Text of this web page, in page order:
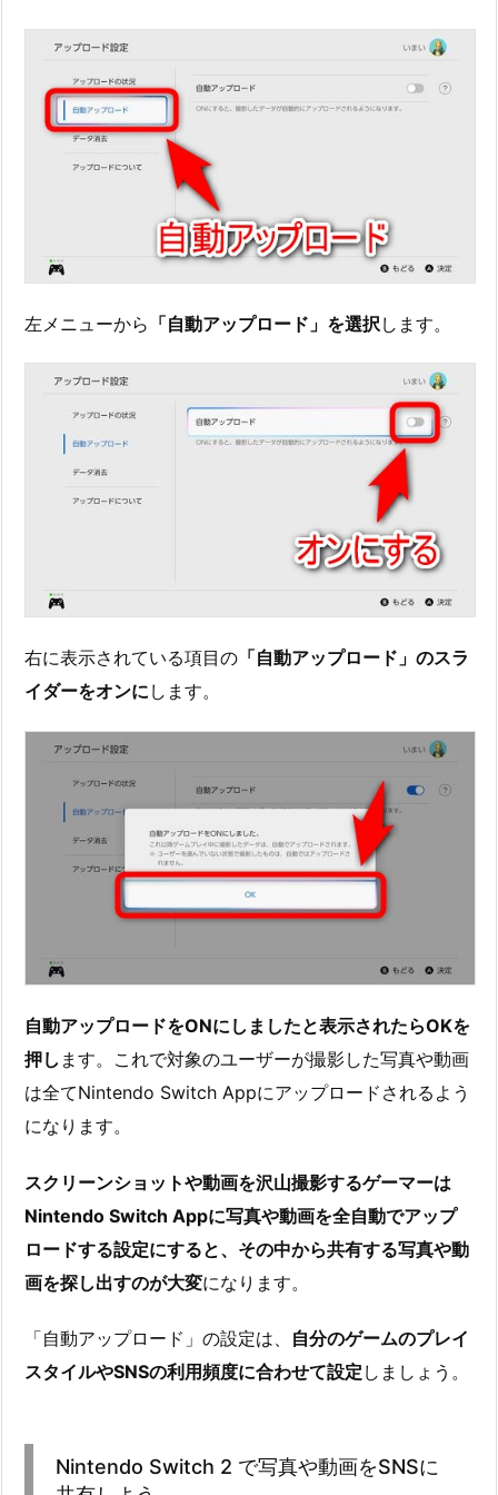
左メニューから 「自動アップロード」を選択 します。
右に表示されている項目の 「自動アップロード」のスラ
イダーをオンに します。
自動アップロードをONにしましたと表示されたらOKを
押し ます。これで対象のユーザーが撮影した写真や動画
は全てNintendo Switch Appにアップロードされるよう
になります。
スクリーンショットや動画を沢山撮影するゲーマーは
Nintendo Switch Appに写真や動画を全自動でアップ
ロードする設定にすると、その中から共有する写真や動
画を探し出すのが大変になります。
「自動アップロード」の設定は、 自分のゲームのプレイ
スタイルやSNSの利用頻度に合わせて設定 しましょう。
Nintendo Switch 2 で写真や動画をSNSに